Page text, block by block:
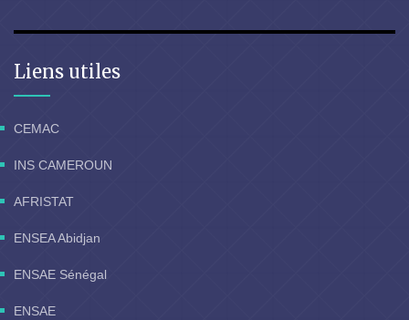
Liens utiles
CEMAC
INS CAMEROUN
AFRISTAT
ENSEA Abidjan
ENSAE Sénégal
ENSAE